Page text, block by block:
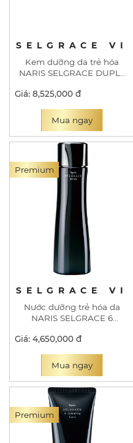
SELGRACE VI
Kem dưỡng da trẻ hóa
NARIS SELGRACE DUPLE
Giá: 8,525,000 đ
Mua ngay
Premium
SELGRACE VI
Nước dưỡng trẻ hóa da
NARIS SELGRACE 6
Giá: 4,650,000 đ
Mua ngay
Premium